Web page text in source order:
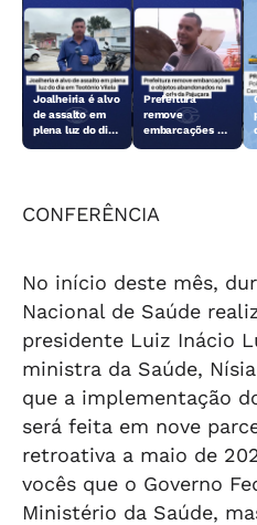
Joalheiria é alvo
de assalto em
plena luz do dia
Prefeitura
remove
embarcações e
CONFERÊNCIA
No início deste mês,
Nacional de Saúde
presidente Luiz Inácio
ministra da Saúde,
que a implementação
será feita em nove
retroativa a maio de
vocês que o Governo
Ministério da Saúde,